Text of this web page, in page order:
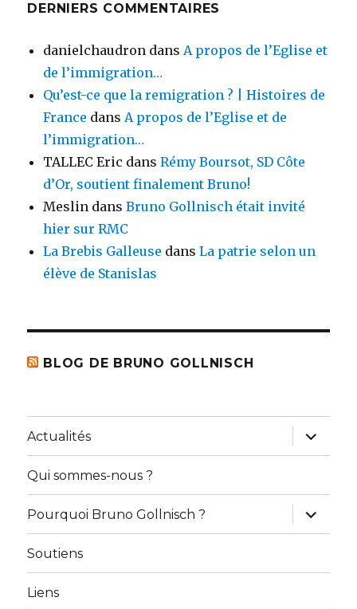
DERNIERS COMMENTAIRES
danielchaudron dansA propos de l’Eglise et
de l’immigration…
Qu’est-ce que la remigration ? | Histoires de
France dansA propos de l’Eglise et de
l’immigration…
TALLEC Eric dansRémy Boursot, SD Côte
d’Or, soutient finalement Bruno!
Meslin dansBruno Gollnisch était invité
hier sur RMC
La Brebis Galleuse dansLa patrie selon un
élève de Stanislas
BLOG DE BRUNO GOLLNISCH
Actualités
ouvrir
le
sous-
Qui sommes-nous ?
Pourquoi Bruno Gollnisch ?
ouvrir
le
sous-
Soutiens
Liens